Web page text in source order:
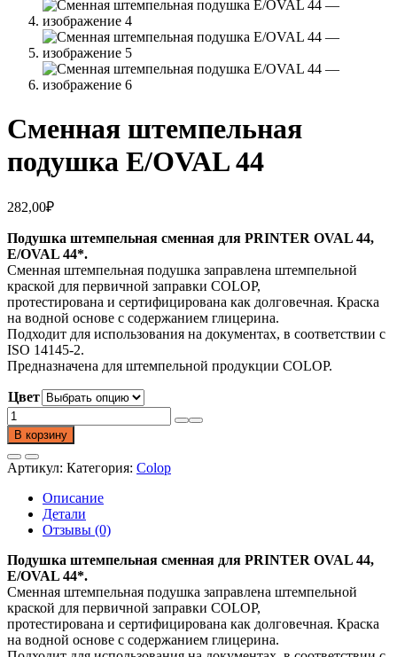
Сменная штемпельная
подушка E/OVAL 44
282,00₽
Подушка штемпельная сменная для PRINTER OVAL 44,
E/OVAL 44*.
Сменная штемпельная подушка заправлена штемпельной
краской для первичной заправки COLOP,
протестирована и сертифицирована как долговечная. Краска
на водной основе с содержанием глицерина.
Подходит для использования на документах, в соответствии с
ISO 14145-2.
Предназначена для штемпельной продукции COLOP.
Цвет
Количество
товара
Сменная
штемпельная
подушка
E/OVAL
В корзину
Артикул: Категория: Colop
Описание
Детали
Отзывы (0)
Подушка штемпельная сменная для PRINTER OVAL 44,
E/OVAL 44*.
Сменная штемпельная подушка заправлена штемпельной
краской для первичной заправки COLOP,
протестирована и сертифицирована как долговечная. Краска
на водной основе с содержанием глицерина.